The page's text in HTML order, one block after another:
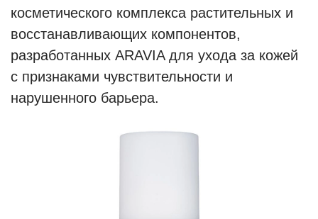
косметического комплекса растительных и
восстанавливающих компонентов,
разработанных ARAVIA для ухода за кожей
с признаками чувствительности и
нарушенного барьера.